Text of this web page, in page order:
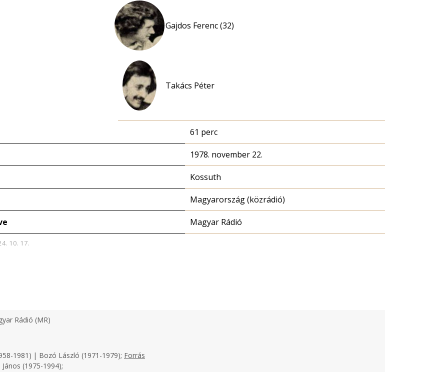
Gajdos Ferenc (32)
Takács Péter
61 perc
1978. november 22.
Kossuth
Magyarország (közrádió)
Magyar Rádió
10. 17.
Rádió (MR)
1981) | Bozó László (1971-1979); Forrás
(1975-1994);